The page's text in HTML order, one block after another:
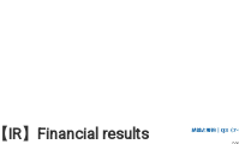
【IR】Financial results